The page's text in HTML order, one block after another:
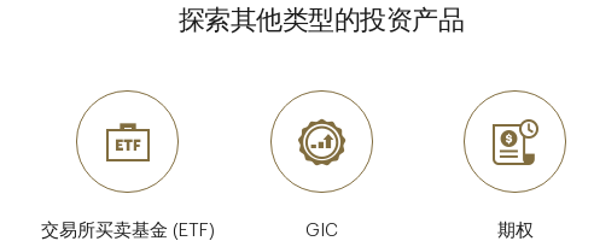
探索其他类型的投资产品
交易所买卖基金 (ETF) GIC 期权